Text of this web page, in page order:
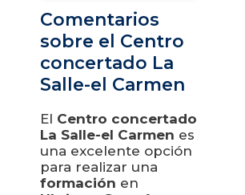
Comentarios
sobre el Centro
concertado La
Salle-el Carmen
El Centro concertado
La Salle-el Carmen es
una excelente opción
para realizar una
formación en